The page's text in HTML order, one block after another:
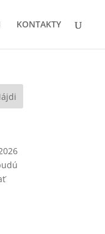
KONTAKTY